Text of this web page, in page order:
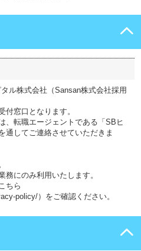
ル株式会社（Sansan株式会社採用
窓口となります。
、転職エージェントである「SBヒ
通してご連絡させていただきま
にのみ利用いたします。
ちら
policy/）をご確認ください。